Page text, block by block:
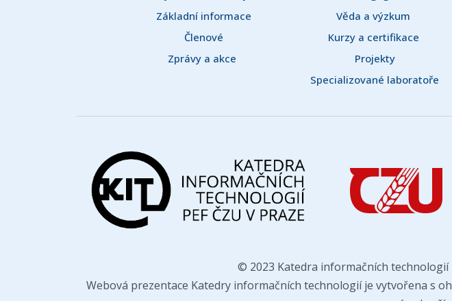
Základní informace
Členové
Zprávy a akce
Věda a výzkum
Kurzy a certifikace
Projekty
Specializované laboratoře
© 2023 Katedra informačních technologií
Webová prezentace Katedry informačních technologií je vytvořena s